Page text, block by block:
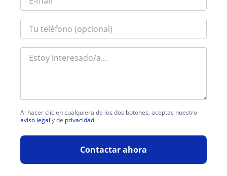
Al hacer clic en cualquiera de los dos botones, aceptas nuestro
aviso legal y de privacidad
Contactar ahora